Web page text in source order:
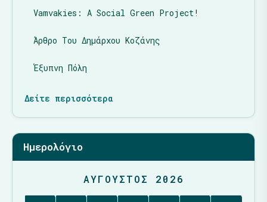
Vamvakies: A Social Green Project!
Άρθρο Του Δημάρχου Κοζάνης
Έξυπνη Πόλη
Δείτε περισσότερα
Ημερολόγιο
ΑΎΓΟΥΣΤΟΣ 2026